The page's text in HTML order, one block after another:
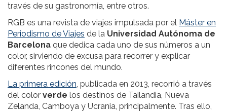
través de su gastronomía, entre otros.
RGB es una revista de viajes impulsada por el Máster en
Periodismo de Viajes de la Universidad Autónoma de
Barcelona que dedica cada uno de sus números a un
color, sirviendo de excusa para recorrer y explicar
diferentes rincones del mundo.
La primera edición, publicada en 2013, recorrió a través
del color verde los destinos de Tailandia, Nueva
Zelanda, Camboya y Ucrania, principalmente. Tras ello,